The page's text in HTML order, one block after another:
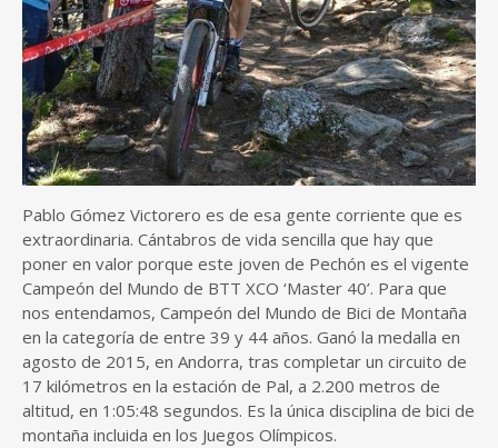
Pablo Gómez Victorero es de esa gente corriente que es
extraordinaria. Cántabros de vida sencilla que hay que
poner en valor porque este joven de Pechón es el vigente
Campeón del Mundo de BTT XCO ‘Master 40’. Para que
nos entendamos, Campeón del Mundo de Bici de Montaña
en la categoría de entre 39 y 44 años. Ganó la medalla en
agosto de 2015, en Andorra, tras completar un circuito de
17 kilómetros en la estación de Pal, a 2.200 metros de
altitud, en 1:05:48 segundos. Es la única disciplina de bici de
montaña incluida en los Juegos Olímpicos.